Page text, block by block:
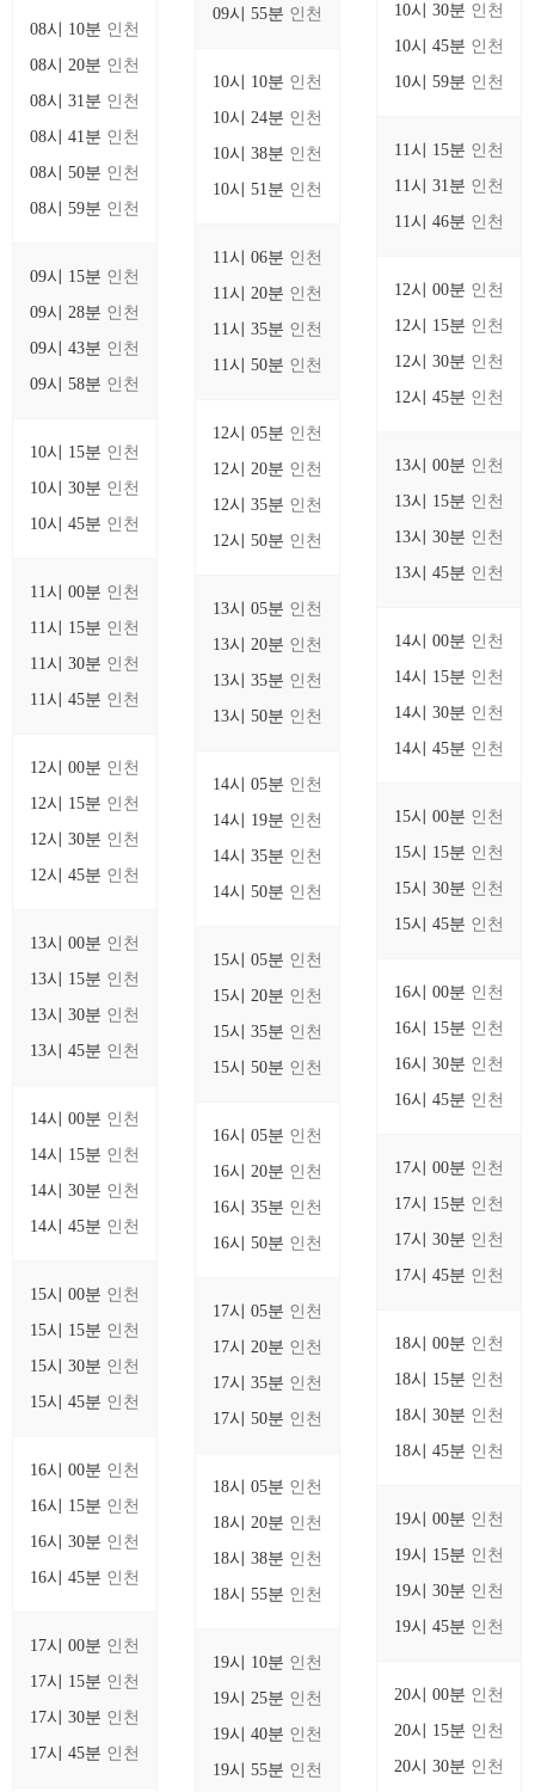
08시 10분 인천
08시 20분 인천
08시 31분 인천
08시 41분 인천
08시 50분 인천
08시 59분 인천
09시 15분 인천
09시 28분 인천
09시 43분 인천
09시 58분 인천
10시 15분 인천
10시 30분 인천
10시 45분 인천
11시 00분 인천
11시 15분 인천
11시 30분 인천
11시 45분 인천
12시 00분 인천
12시 15분 인천
12시 30분 인천
12시 45분 인천
13시 00분 인천
13시 15분 인천
13시 30분 인천
13시 45분 인천
14시 00분 인천
14시 15분 인천
14시 30분 인천
14시 45분 인천
15시 00분 인천
15시 15분 인천
15시 30분 인천
15시 45분 인천
16시 00분 인천
16시 15분 인천
16시 30분 인천
16시 45분 인천
17시 00분 인천
17시 15분 인천
17시 30분 인천
17시 45분 인천
09시 55분 인천
10시 10분 인천
10시 24분 인천
10시 38분 인천
10시 51분 인천
11시 06분 인천
11시 20분 인천
11시 35분 인천
11시 50분 인천
12시 05분 인천
12시 20분 인천
12시 35분 인천
12시 50분 인천
13시 05분 인천
13시 20분 인천
13시 35분 인천
13시 50분 인천
14시 05분 인천
14시 19분 인천
14시 35분 인천
14시 50분 인천
15시 05분 인천
15시 20분 인천
15시 35분 인천
15시 50분 인천
16시 05분 인천
16시 20분 인천
16시 35분 인천
16시 50분 인천
17시 05분 인천
17시 20분 인천
17시 35분 인천
17시 50분 인천
18시 05분 인천
18시 20분 인천
18시 38분 인천
18시 55분 인천
19시 10분 인천
19시 25분 인천
19시 40분 인천
19시 55분 인천
10시 30분 인천
10시 45분 인천
10시 59분 인천
11시 15분 인천
11시 31분 인천
11시 46분 인천
12시 00분 인천
12시 15분 인천
12시 30분 인천
12시 45분 인천
13시 00분 인천
13시 15분 인천
13시 30분 인천
13시 45분 인천
14시 00분 인천
14시 15분 인천
14시 30분 인천
14시 45분 인천
15시 00분 인천
15시 15분 인천
15시 30분 인천
15시 45분 인천
16시 00분 인천
16시 15분 인천
16시 30분 인천
16시 45분 인천
17시 00분 인천
17시 15분 인천
17시 30분 인천
17시 45분 인천
18시 00분 인천
18시 15분 인천
18시 30분 인천
18시 45분 인천
19시 00분 인천
19시 15분 인천
19시 30분 인천
19시 45분 인천
20시 00분 인천
20시 15분 인천
20시 30분 인천